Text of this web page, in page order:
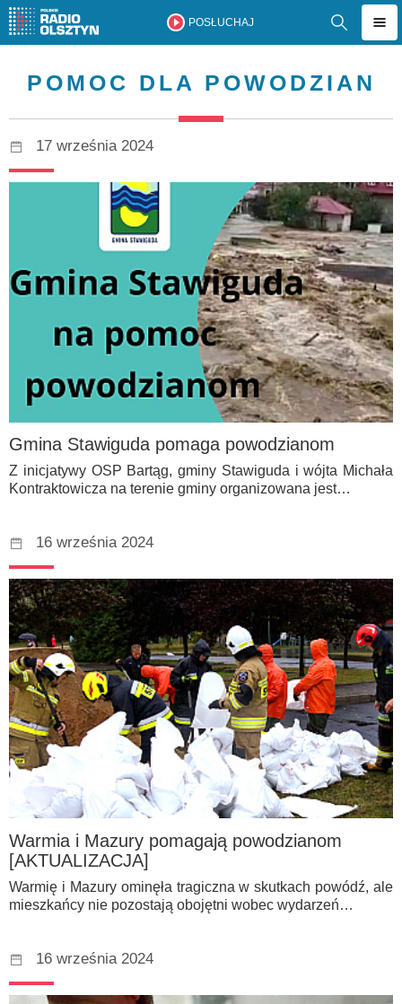
POSŁUCHAJ
POMOC DLA POWODZIAN
17 września 2024
Gmina Stawiguda pomaga powodzianom
Z inicjatywy OSP Bartąg, gminy Stawiguda i wójta Michała
Kontraktowicza na terenie gminy organizowana jest…
16 września 2024
Warmia i Mazury pomagają powodzianom
[AKTUALIZACJA]
Warmię i Mazury ominęła tragiczna w skutkach powódź, ale
mieszkańcy nie pozostają obojętni wobec wydarzeń…
16 września 2024